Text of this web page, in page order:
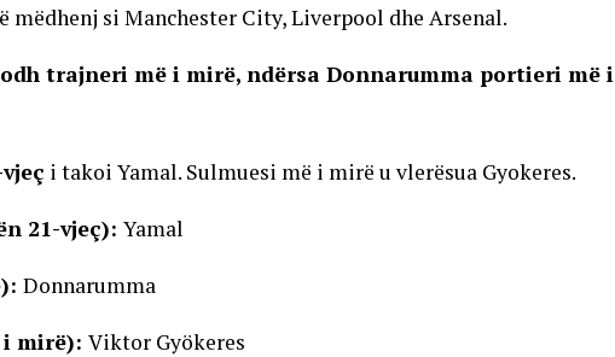
mëdhenj si Manchester City, Liverpool dhe Arsenal.
trajneri më i mirë, ndërsa Donnarumma portieri më i
i takoi Yamal. Sulmuesi më i mirë u vlerësua Gyokeres.
21-vjeç): Yamal
Donnarumma
i mirë): Viktor Gyökeres